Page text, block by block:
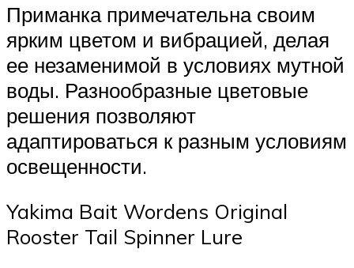
Приманка примечательна своим
ярким цветом и вибрацией, делая
ее незаменимой в условиях мутной
воды. Разнообразные цветовые
решения позволяют
адаптироваться к разным условиям
освещенности.
Yakima Bait Wordens Original
Rooster Tail Spinner Lure